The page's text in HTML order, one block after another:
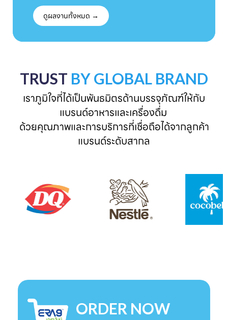
ดูผลงานทั้งหมด →
TRUST BY GLOBAL BRAND
เราภูมิใจที่ได้เป็นพันธมิตรด้านบรรจุภัณฑ์ให้กับ
แบรนด์อาหารและเครื่องดื่ม
ด้วยคุณภาพและการบริการที่เชื่อถือได้จากลูกค้า
แบรนด์ระดับสากล
ORDER NOW